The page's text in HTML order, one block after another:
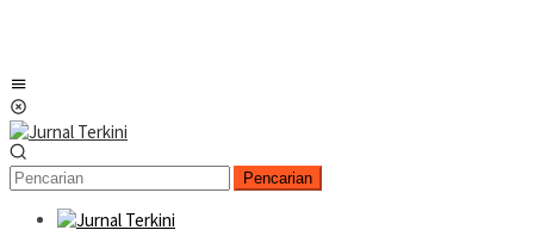
Pencarian